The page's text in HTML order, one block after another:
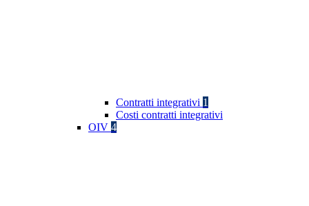
Contratti integrativi 1
Costi contratti integrativi
OIV 4